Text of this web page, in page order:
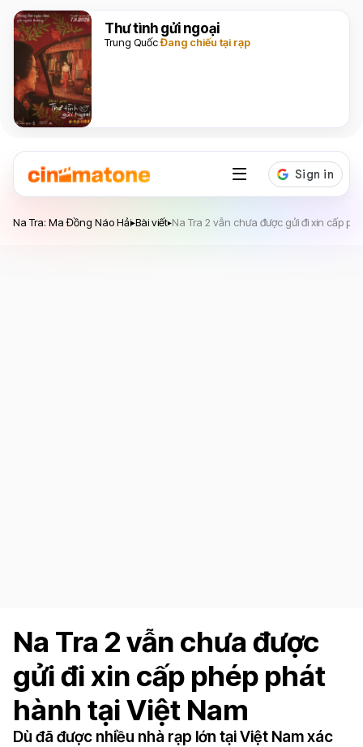
Thư tình gửi ngoại
Trung QuốcĐang chiếu tại rạp
Na Tra: Ma Đồng Náo Hải▸Bài viết▸Na Tra 2 vẫn chưa được gửi đi xin cấp
Na Tra 2 vẫn chưa được
gửi đi xin cấp phép phát
hành tại Việt Nam
Dù đã được nhiều nhà rạp lớn tại Việt Nam xác